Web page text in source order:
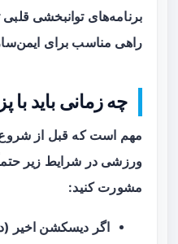
برنامه‌های توانبخشی
راهی مناسب برای
چه زمانی باید
مهم است که قبل از شروع،
ورزشی در شرایط زیر
مشورت کنید:
اگر دیسکشن اخیر